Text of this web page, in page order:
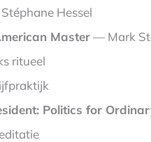
Hessel
Master— Mark
ritueel
Politics for